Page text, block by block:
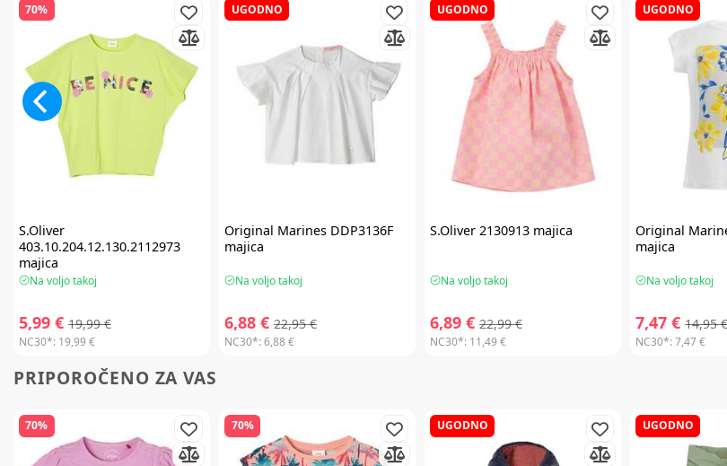
70%
S.Oliver
403.10.204.12.130.2112973
majica
Na voljo takoj
5,99 € 19,99 €
NC30*: 19,99 €
UGODNO
Original Marines DDP3136F
majica
Na voljo takoj
6,88 € 22,95 €
NC30*:6,88 €
UGODNO
S.Oliver 2130913 majica
Na voljo takoj
6,89 € 22,99 €
NC30*: 11,49 €
UGODNO
Original
majica
Na voljo takoj
7,47 € 14,95 €
NC30*:7,47 €
PRIPOROČENO ZA VAS
70% 70% UGODNO UGODNO